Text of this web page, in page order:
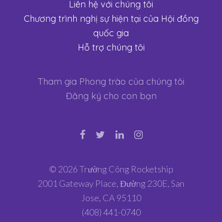
Liên hệ với chúng tôi
Chương trình nghị sự hiện tại của Hội đồng
quốc gia
Hỗ trợ chúng tôi
Tham gia Phong trào của chúng tôi
Đăng ký cho con bạn
© 2026 Trường Công Rocketship
2001 Gateway Place, Đường 230E, San
Jose, CA 95110
(408) 441-0740